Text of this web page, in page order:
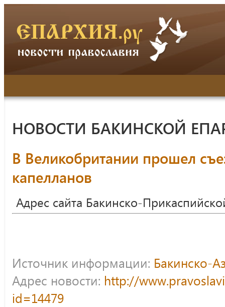
НОВОСТИ БАКИНСКОЙ
В Великобритании прошел
капелланов
Адрес сайта Бакинско-
Источник информации: Бакинско-
Адрес новости: http://
id=14479